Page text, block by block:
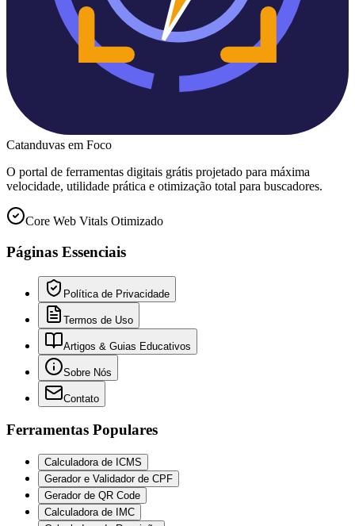
Catanduvas em Foco
O portal de ferramentas digitais grátis projetado para máxima
velocidade, utilidade prática e otimização total para buscadores.
Core Web Vitals Otimizado
Páginas Essenciais
Política de Privacidade
Termos de Uso
Artigos & Guias Educativos
Sobre Nós
Contato
Ferramentas Populares
Calculadora de ICMS
Gerador e Validador de CPF
Gerador de QR Code
Calculadora de IMC